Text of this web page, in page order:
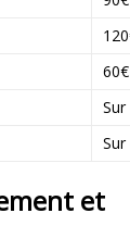
60€
Sur
Sur
et